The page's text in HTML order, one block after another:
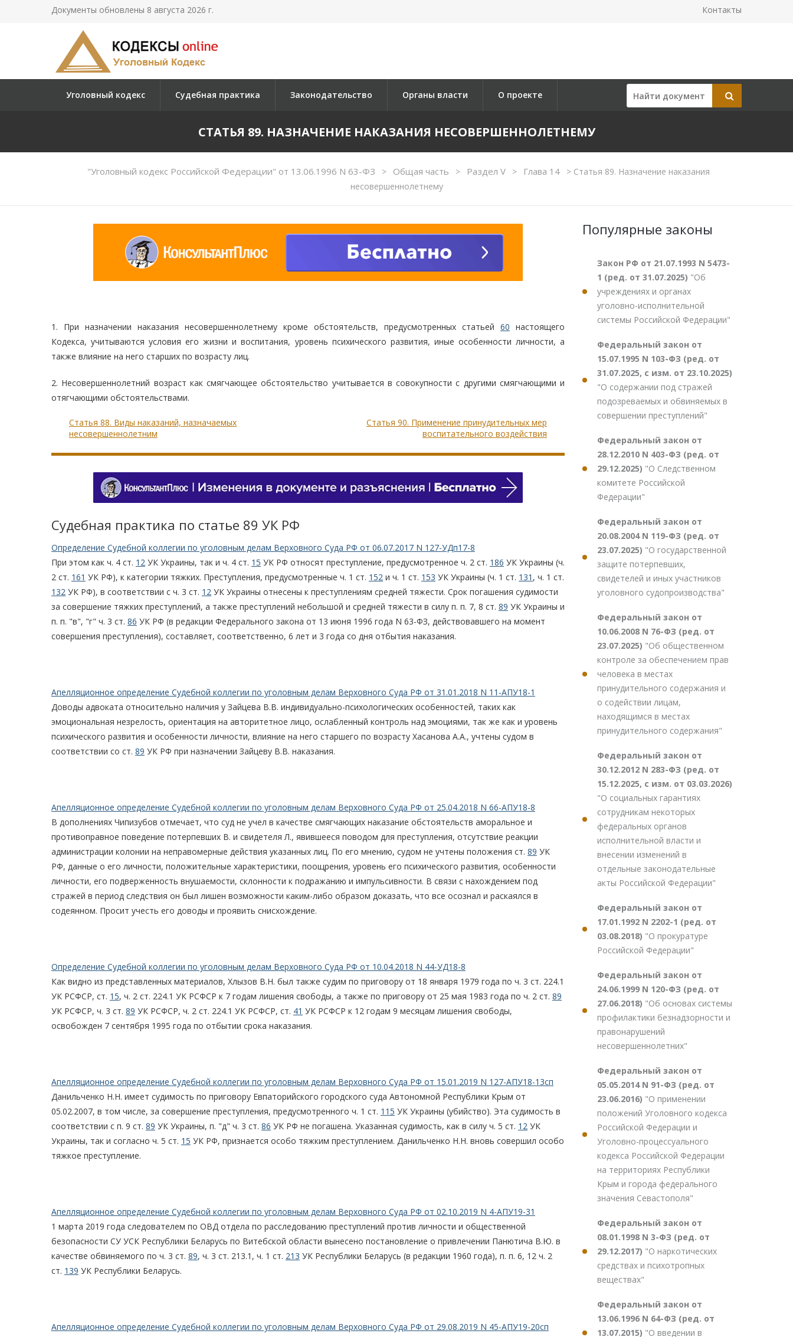
Документы обновлены 8 августа 2026 г. Контакты
Уголовный кодекс Судебная практика Законодательство Органы власти О проекте
СТАТЬЯ 89. НАЗНАЧЕНИЕ НАКАЗАНИЯ НЕСОВЕРШЕННОЛЕТНЕМУ
"Уголовный кодекс Российской Федерации" от 13.06.1996 N 63-ФЗ > Общая часть > Раздел V > Глава 14 > Статья 89. Назначение наказания
несовершеннолетнему
1. При назначении наказания несовершеннолетнему кроме обстоятельств, предусмотренных статьей 60 настоящего
Кодекса, учитываются условия его жизни и воспитания, уровень психического развития, иные особенности личности, а
также влияние на него старших по возрасту лиц.
2. Несовершеннолетний возраст как смягчающее обстоятельство учитывается в совокупности с другими смягчающими и
отягчающими обстоятельствами.
Статья 88. Виды наказаний, назначаемых
несовершеннолетним
Статья 90. Применение принудительных мер
воспитательного воздействия
Судебная практика по статье 89 УК РФ
Определение Судебной коллегии по уголовным делам Верховного Суда РФ от 06.07.2017 N 127-УДп17-8
При этом как ч. 4 ст. 12 УК Украины, так и ч. 4 ст. 15 УК РФ относят преступление, предусмотренное ч. 2 ст. 186 УК Украины (ч.
2 ст. 161 УК РФ), к категории тяжких. Преступления, предусмотренные ч. 1 ст. 152 и ч. 1 ст. 153 УК Украины (ч. 1 ст. 131 , ч. 1 ст.
132 УК РФ), в соответствии с ч. 3 ст. 12 УК Украины отнесены к преступлениям средней тяжести. Срок погашения судимости
за совершение тяжких преступлений, а также преступлений небольшой и средней тяжести в силу п. п. 7, 8 ст. 89 УК Украины и
п. п. "в", "г" ч. 3 ст. 86 УК РФ (в редакции Федерального закона от 13 июня 1996 года N 63-ФЗ, действовавшего на момент
совершения преступления), составляет, соответственно, 6 лет и 3 года со дня отбытия наказания.
Апелляционное определение Судебной коллегии по уголовным делам Верховного Суда РФ от 31.01.2018 N 11-АПУ18-1
Доводы адвоката относительно наличия у Зайцева В.В. индивидуально-психологических особенностей, таких как
эмоциональная незрелость, ориентация на авторитетное лицо, ослабленный контроль над эмоциями, так же как и уровень
психического развития и особенности личности, влияние на него старшего по возрасту Хасанова А.А., учтены судом в
соответствии со ст. 89 УК РФ при назначении Зайцеву В.В. наказания.
Апелляционное определение Судебной коллегии по уголовным делам Верховного Суда РФ от 25.04.2018 N 66-АПУ18-8
В дополнениях Чипизубов отмечает, что суд не учел в качестве смягчающих наказание обстоятельств аморальное и
противоправное поведение потерпевших В. и свидетеля Л., явившееся поводом для преступления, отсутствие реакции
администрации колонии на неправомерные действия указанных лиц. По его мнению, судом не учтены положения ст. 89 УК
РФ, данные о его личности, положительные характеристики, поощрения, уровень его психического развития, особенности
личности, его подверженность внушаемости, склонности к подражанию и импульсивности. В связи с нахождением под
стражей в период следствия он был лишен возможности каким-либо образом доказать, что все осознал и раскаялся в
содеянном. Просит учесть его доводы и проявить снисхождение.
Определение Судебной коллегии по уголовным делам Верховного Суда РФ от 10.04.2018 N 44-УД18-8
Как видно из представленных материалов, Хлызов В.Н. был также судим по приговору от 18 января 1979 года по ч. 3 ст. 224.1
УК РСФСР, ст. 15, ч. 2 ст. 224.1 УК РСФСР к 7 годам лишения свободы, а также по приговору от 25 мая 1983 года по ч. 2 ст. 89
УК РСФСР, ч. 3 ст. 89 УК РСФСР, ч. 2 ст. 224.1 УК РСФСР, ст. 41 УК РСФСР к 12 годам 9 месяцам лишения свободы,
освобожден 7 сентября 1995 года по отбытии срока наказания.
Апелляционное определение Судебной коллегии по уголовным делам Верховного Суда РФ от 15.01.2019 N 127-АПУ18-13сп
Данильченко Н.Н. имеет судимость по приговору Евпаторийского городского суда Автономной Республики Крым от
05.02.2007, в том числе, за совершение преступления, предусмотренного ч. 1 ст. 115 УК Украины (убийство). Эта судимость в
соответствии с п. 9 ст. 89 УК Украины, п. "д" ч. 3 ст. 86 УК РФ не погашена. Указанная судимость, как в силу ч. 5 ст. 12 УК
Украины, так и согласно ч. 5 ст. 15 УК РФ, признается особо тяжким преступлением. Данильченко Н.Н. вновь совершил особо
тяжкое преступление.
Апелляционное определение Судебной коллегии по уголовным делам Верховного Суда РФ от 02.10.2019 N 4-АПУ19-31
1 марта 2019 года следователем по ОВД отдела по расследованию преступлений против личности и общественной
безопасности СУ УСК Республики Беларусь по Витебской области вынесено постановление о привлечении Панютича В.Ю. в
качестве обвиняемого по ч. 3 ст. 89, ч. 3 ст. 213.1, ч. 1 ст. 213 УК Республики Беларусь (в редакции 1960 года), п. п. 6, 12 ч. 2
ст. 139 УК Республики Беларусь.
Апелляционное определение Судебной коллегии по уголовным делам Верховного Суда РФ от 29.08.2019 N 45-АПУ19-20сп
Популярные законы
Закон РФ от 21.07.1993 N 5473-
1 (ред. от 31.07.2025) "Об
учреждениях и органах
уголовно-исполнительной
системы Российской Федерации"
Федеральный закон от
15.07.1995 N 103-ФЗ (ред. от
31.07.2025, с изм. от 23.10.2025)
"О содержании под стражей
подозреваемых и обвиняемых в
совершении преступлений"
Федеральный закон от
28.12.2010 N 403-ФЗ (ред. от
29.12.2025) "О Следственном
комитете Российской
Федерации"
Федеральный закон от
20.08.2004 N 119-ФЗ (ред. от
23.07.2025) "О государственной
защите потерпевших,
свидетелей и иных участников
уголовного судопроизводства"
Федеральный закон от
10.06.2008 N 76-ФЗ (ред. от
23.07.2025) "Об общественном
контроле за обеспечением прав
человека в местах
принудительного содержания и
о содействии лицам,
находящимся в местах
принудительного содержания"
Федеральный закон от
30.12.2012 N 283-ФЗ (ред. от
15.12.2025, с изм. от 03.03.2026)
"О социальных гарантиях
сотрудникам некоторых
федеральных органов
исполнительной власти и
внесении изменений в
отдельные законодательные
акты Российской Федерации"
Федеральный закон от
17.01.1992 N 2202-1 (ред. от
03.08.2018) "О прокуратуре
Российской Федерации"
Федеральный закон от
24.06.1999 N 120-ФЗ (ред. от
27.06.2018) "Об основах системы
профилактики безнадзорности и
правонарушений
несовершеннолетних"
Федеральный закон от
05.05.2014 N 91-ФЗ (ред. от
23.06.2016) "О применении
положений Уголовного кодекса
Российской Федерации и
Уголовно-процессуального
кодекса Российской Федерации
на территориях Республики
Крым и города федерального
значения Севастополя"
Федеральный закон от
08.01.1998 N 3-ФЗ (ред. от
29.12.2017) "О наркотических
средствах и психотропных
веществах"
Федеральный закон от
13.06.1996 N 64-ФЗ (ред. от
13.07.2015) "О введении в